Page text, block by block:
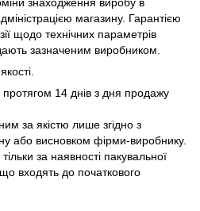
магазину. Гарантією
щодо технічних параметрів
зазначеним виробником.
14 днів з дня продажу
за якістю лише згідно з
або висновком фірми-виробнику.
за наявності пакувальної
входять до початкового